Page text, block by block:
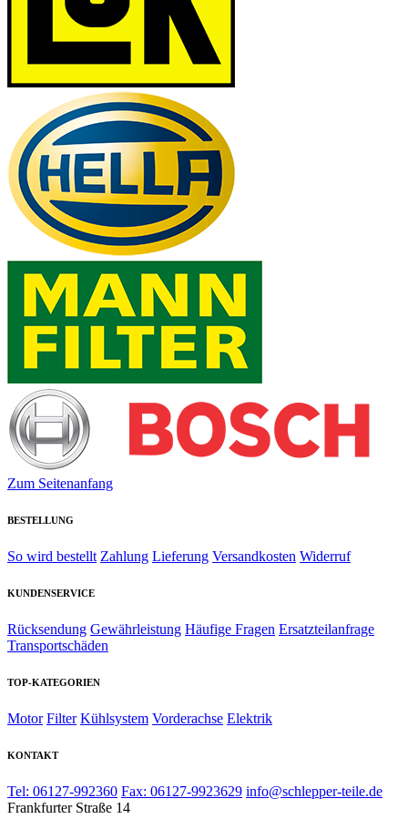
Zum Seitenanfang
BESTELLUNG
So wird bestellt Zahlung Lieferung Versandkosten Widerruf
KUNDENSERVICE
Rücksendung Gewährleistung Häufige Fragen Ersatzteilanfrage
Transportschäden
TOP-KATEGORIEN
Motor Filter Kühlsystem Vorderachse Elektrik
KONTAKT
Tel: 06127-992360 Fax: 06127-9923629 info@schlepper-teile.de
Frankfurter Straße 14